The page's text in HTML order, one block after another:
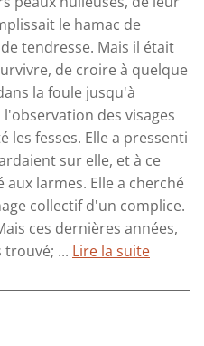
le hamac de
tendresse. Mais il était
de croire à quelque
la foule jusqu'à
des visages
les fesses. Elle a pressenti
sur elle, et à ce
larmes. Elle a cherché
collectif d'un complice.
ces dernières années,
trouvé; ... Lire la suite